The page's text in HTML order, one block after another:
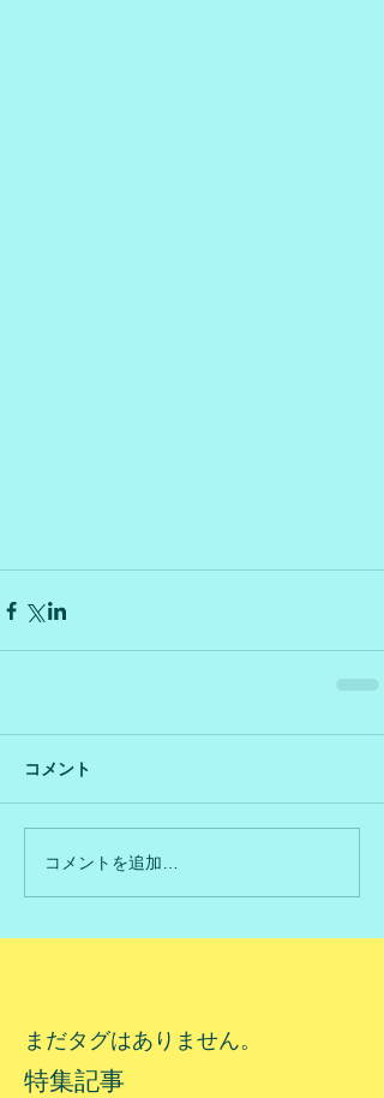
コメント
コメントを追加…
まだタグはありません。
特集記事